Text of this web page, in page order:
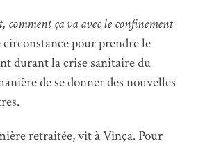
ça va avec le confinement
pour prendre le
durant la crise sanitaire du
de se donner des nouvelles
retraitée, vit à Vinça. Pour